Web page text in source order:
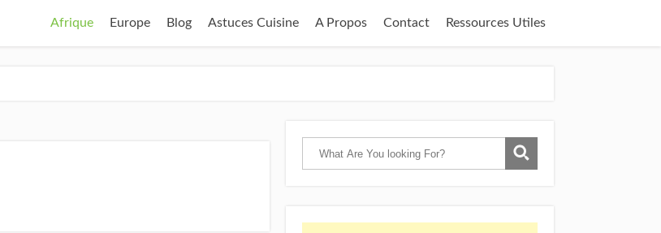
Afrique Europe Blog Astuces Cuisine A Propos Contact Ressources Utiles